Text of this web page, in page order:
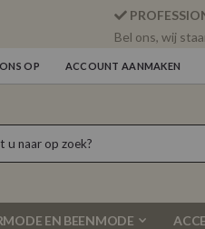
Bel ons, wij
OP ACCOUNT AANMAKEN
EN BEENMODE